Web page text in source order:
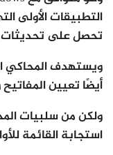
التطبيقات الأولى
تحصل على
ويستهدف المحاكي
أيضًا تعيين
ولكن من سلبيات
استجابة القائمة